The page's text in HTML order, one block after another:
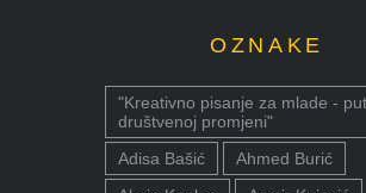
OZNAKE
"Kreativno pisanje za mlade -
društvenoj promjeni"
Adisa Bašić
Ahmed Burić